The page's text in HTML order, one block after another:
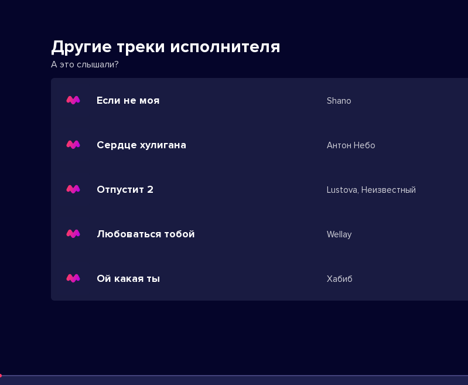
Другие треки исполнителя
А это слышали?
Если не моя Shano
Сердце хулигана Антон Небо
Отпустит 2 Lustova, Неизвестный
Любоваться тобой Wellay
Ой какая ты Хабиб